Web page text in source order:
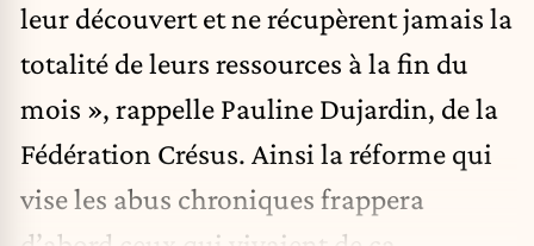
leur découvert et ne récupèrent jamais la
totalité de leurs ressources à la fin du
mois », rappelle Pauline Dujardin, de la
Fédération Crésus. Ainsi la réforme qui
vise les abus chroniques frappera